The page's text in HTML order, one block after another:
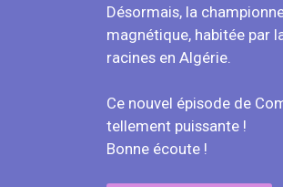
Désormais, la
magnétique, habitée par
racines en Algérie.
Ce nouvel épisode de
tellement puissante !
Bonne écoute !